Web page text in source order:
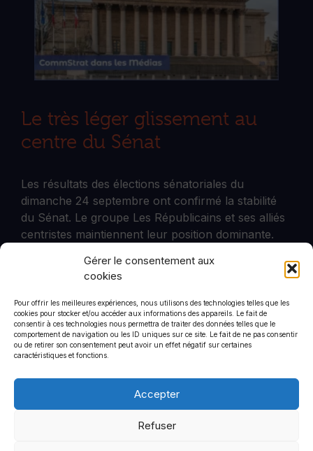
Gérer le consentement aux
cookies
Pour offrir les meilleures expériences, nous utilisons des technologies telles que les
cookies pour stocker et/ou accéder aux informations des appareils. Le fait de
consentir à ces technologies nous permettra de traiter des données telles que le
comportement de navigation ou les ID uniques sur ce site. Le fait de ne pas consentir
ou de retirer son consentement peut avoir un effet négatif sur certaines
caractéristiques et fonctions.
Accepter
Refuser
Le très léger glissement au
centre du Sénat
Les résultats des élections sénatoriales du
dimanche 24 septembre ont confirmé la stabilité
du Sénat. Le groupe Les Républicains et ses alliés
centristes maintiennent leur position dominante.
CommStrat
6 rue de Saint-Petersbourg
75008
+33 1 44 90 01 46